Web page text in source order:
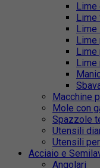
Lime
Lime
Lime
Lime
Lime
Lime
Macchine
Mole con
Spazzole
Utensili
Utensili
Acciaio e
Angolari